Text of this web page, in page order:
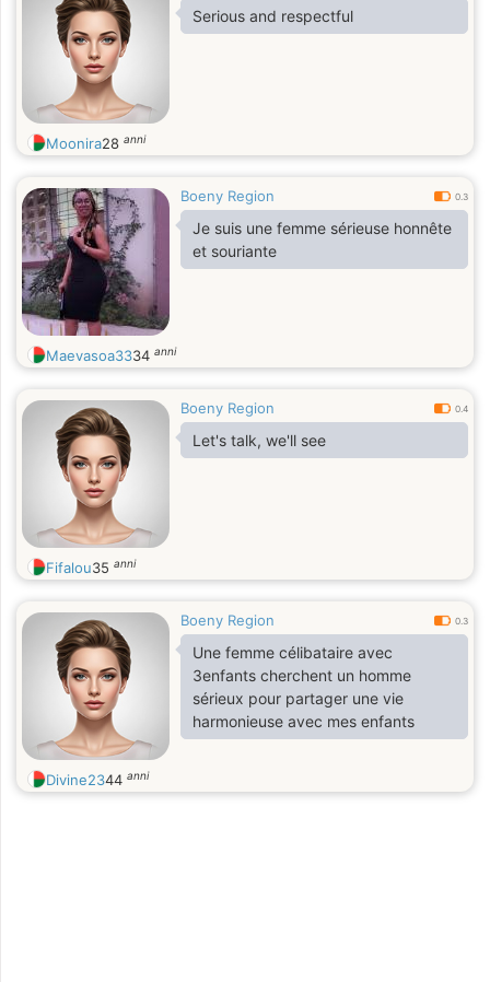
Serious and respectful
Moonira28 anni
Boeny Region 0.3
Je suis une femme sérieuse honnête
et souriante
Maevasoa3334 anni
Boeny Region 0.4
Let's talk, we'll see
Fifalou35 anni
Boeny Region 0.3
Une femme célibataire avec
3enfants cherchent un homme
sérieux pour partager une vie
harmonieuse avec mes enfants
Divine2344 anni